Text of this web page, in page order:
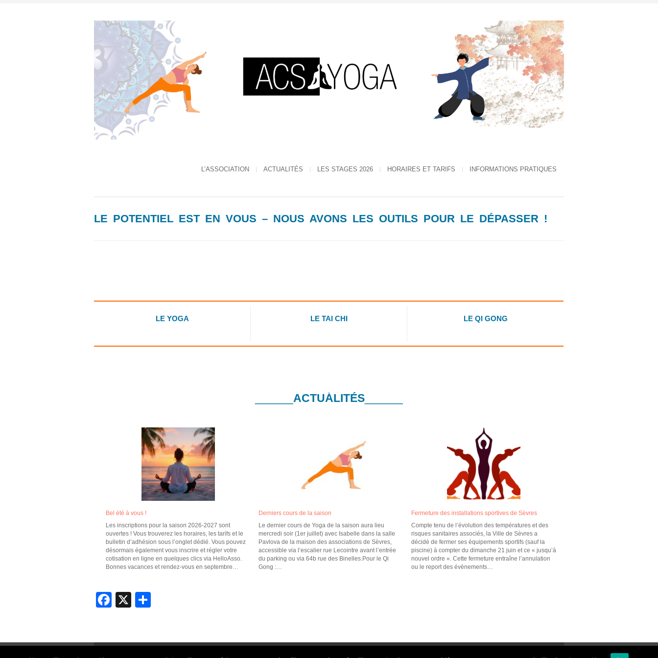
L’ASSOCIATION ACTUALITÉS LES STAGES 2026 HORAIRES ET TARIFS INFORMATIONS PRATIQUES
LE POTENTIEL EST EN VOUS – NOUS AVONS LES OUTILS POUR LE DÉPASSER !
LE YOGA LE TAI CHI LE QI GONG
.
ACTUALITÉS
Bel été à vous !
Les inscriptions pour la saison 2026-2027 sont
ouvertes ! Vous trouverez les horaires, les tarifs et le
bulletin d’adhésion sous l’onglet dédié. Vous pouvez
désormais également vous inscrire et régler votre
cotisation en ligne en quelques clics via HelloAsso.
Bonnes vacances et rendez-vous en septembre…
Derniers cours de la saison
Le dernier cours de Yoga de la saison aura lieu
mercredi soir (1er juillet) avec Isabelle dans la salle
Pavlova de la maison des associations de Sèvres,
accessible via l’escalier rue Lecointre avant l’entrée
du parking ou via 64b rue des Binelles.Pour le Qi
Gong :…
Fermeture des installations sportives de Sèvres
Compte tenu de l’évolution des températures et des
risques sanitaires associés, la Ville de Sèvres a
décidé de fermer ses équipements sportifs (sauf la
piscine) à compter du dimanche 21 juin et ce « jusqu’à
nouvel ordre ». Cette fermeture entraîne l’annulation
ou le report des évènements…
Facebook
X